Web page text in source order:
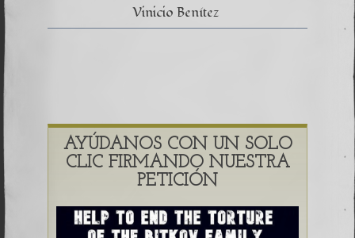
Vinicio Benítez
AYÚDANOS CON UN SOLO
CLIC FIRMANDO NUESTRA
PETICIÓN